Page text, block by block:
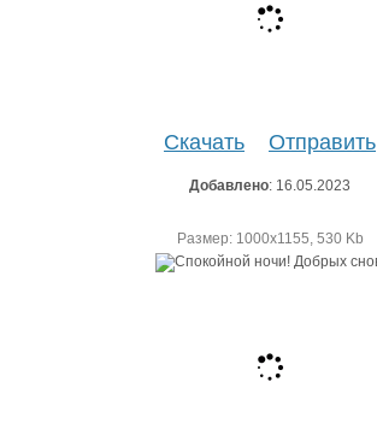
Скачать Отправить
Добавлено: 16.05.2023
Размер: 1000х1155, 530 Kb